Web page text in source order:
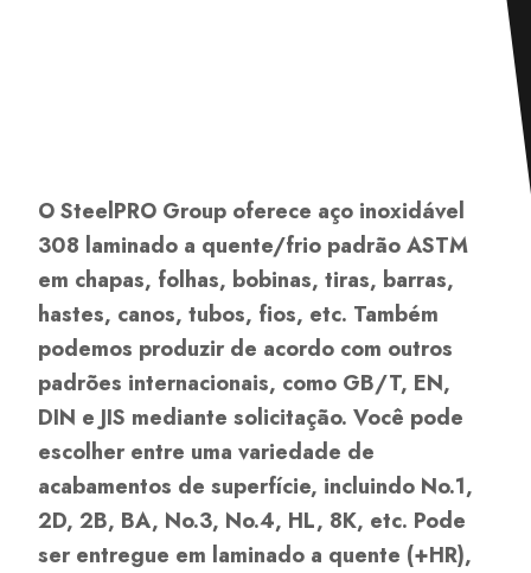
O SteelPRO Group oferece aço inoxidável
308 laminado a quente/frio padrão ASTM
em chapas, folhas, bobinas, tiras, barras,
hastes, canos, tubos, fios, etc. Também
podemos produzir de acordo com outros
padrões internacionais, como GB/T, EN,
DIN e JIS mediante solicitação. Você pode
escolher entre uma variedade de
acabamentos de superfície, incluindo No.1,
2D, 2B, BA, No.3, No.4, HL, 8K, etc. Pode
ser entregue em laminado a quente (+HR),